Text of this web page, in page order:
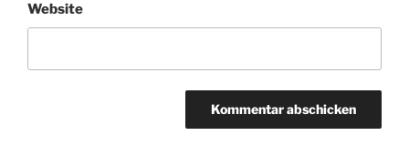
Website